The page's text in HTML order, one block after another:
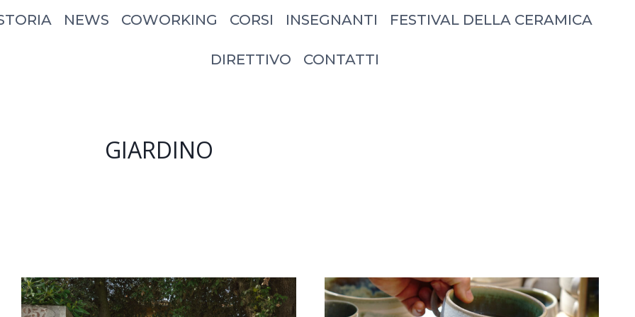
NEWS COWORKING CORSI INSEGNANTI FESTIVAL DELLA CERAMICA
DIRETTIVO CONTATTI
GIARDINO